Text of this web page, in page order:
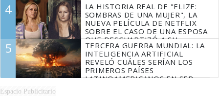
4
LA HISTORIA REAL DE "ELIZE:
SOMBRAS DE UNA MUJER", LA
NUEVA PELÍCULA DE NETFLIX
SOBRE EL CASO DE UNA ESPOSA
QUE DESCUARTIZÓ A SU
MARIDO
5
TERCERA GUERRA MUNDIAL: LA
INTELIGENCIA ARTIFICIAL
REVELÓ CUÁLES SERÍAN LOS
PRIMEROS PAÍSES
LATINOAMERICANOS EN SER
Espacio Publicitario